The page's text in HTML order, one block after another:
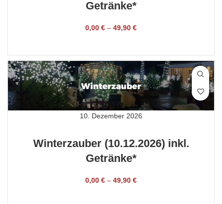
Getränke*
0,00 € – 49,90 €
10. Dezember 2026
Winterzauber (10.12.2026) inkl.
Getränke*
0,00 € – 49,90 €